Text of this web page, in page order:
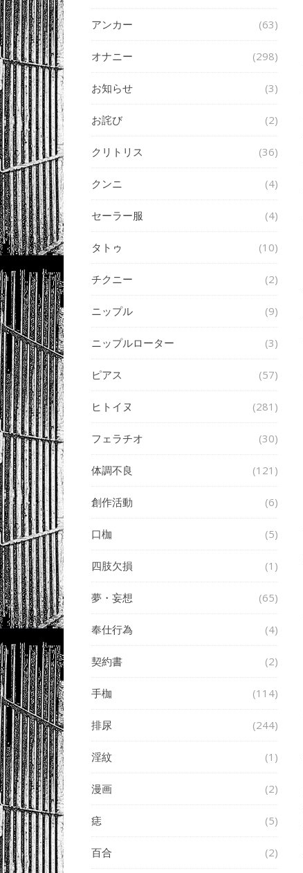
アンカー (63)
オナニー (298)
お知らせ (3)
お詫び (2)
クリトリス (36)
クンニ (4)
セーラー服 (4)
タトゥ (10)
チクニー (2)
ニップル (9)
ニップルローター (3)
ピアス (57)
ヒトイヌ (281)
フェラチオ (30)
体調不良 (121)
創作活動 (6)
口枷 (5)
四肢欠損 (1)
夢・妄想 (65)
奉仕行為 (4)
契約書 (2)
手枷 (114)
排尿 (244)
淫紋 (1)
漫画 (2)
痣 (5)
百合 (2)